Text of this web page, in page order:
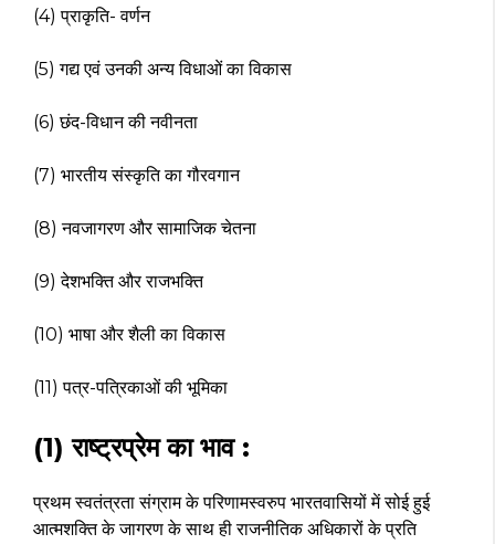
(4) प्राकृति- वर्णन
(5) गद्य एवं उनकी अन्य विधाओं का विकास
(6) छंद-विधान की नवीनता
(7) भारतीय संस्कृति का गौरवगान
(8) नवजागरण और सामाजिक चेतना
(9) देशभक्ति और राजभक्ति
(10) भाषा और शैली का विकास
(11) पत्र-पत्रिकाओं की भूमिका
(1) राष्ट्रप्रेम का भाव :
प्रथम स्वतंत्रता संग्राम के परिणामस्वरुप भारतवासियों में सोई हुई
आत्मशक्ति के जागरण के साथ ही राजनीतिक अधिकारों के प्रति